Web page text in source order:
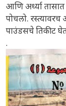
आणि अर्ध्या
पोचलो.
पाउंडसचे तिकीट
.